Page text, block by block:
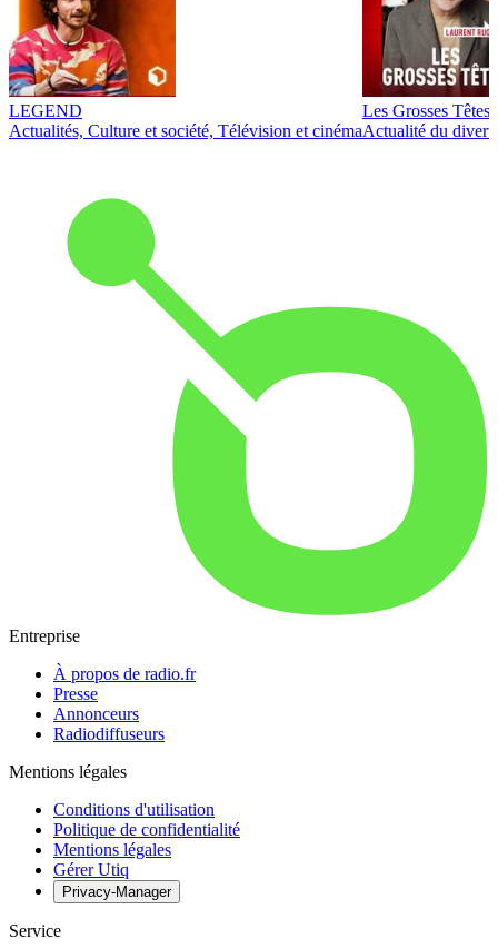
LEGEND
Actualités, Culture et société, Télévision et cinéma
Les Grosses Têtes
Actualité du
Entreprise
À propos de radio.fr
Presse
Annonceurs
Radiodiffuseurs
Mentions légales
Conditions d'utilisation
Politique de confidentialité
Mentions légales
Gérer Utiq
Privacy-Manager
Service